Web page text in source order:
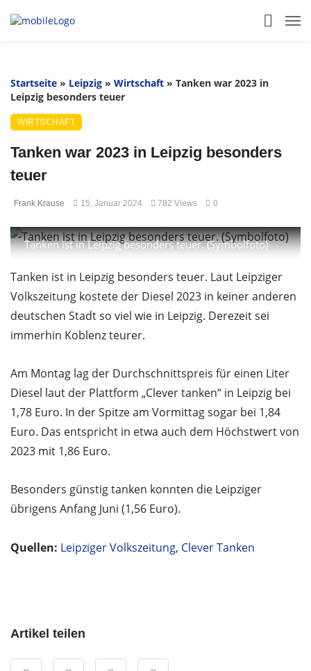
Startseite » Leipzig » Wirtschaft » Tanken war 2023 in
Leipzig besonders teuer
WIRTSCHAFT
Tanken war 2023 in Leipzig besonders
teuer
Frank Krause 15. Januar 2024 782 Views 0
Tanken ist in Leipzig besonders teuer. (Symbolfoto)
Tanken ist in Leipzig besonders teuer. Laut Leipziger
Volkszeitung kostete der Diesel 2023 in keiner anderen
deutschen Stadt so viel wie in Leipzig. Derezeit sei
immerhin Koblenz teurer.
Am Montag lag der Durchschnittspreis für einen Liter
Diesel laut der Plattform „Clever tanken“ in Leipzig bei
1,78 Euro. In der Spitze am Vormittag sogar bei 1,84
Euro. Das entspricht in etwa auch dem Höchstwert von
2023 mit 1,86 Euro.
Besonders günstig tanken konnten die Leipziger
übrigens Anfang Juni (1,56 Euro).
Quellen: Leipziger Volkszeitung, Clever Tanken
Artikel teilen